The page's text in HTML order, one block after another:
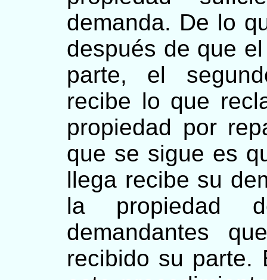
demanda. De lo
después de que
parte, el
recibe lo que
propiedad por
que se sigue es
llega recibe su
la propiedad
demandantes
recibido su parte.